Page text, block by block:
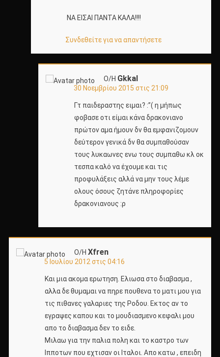
ΝΑ ΕΙΣΑΙ ΠΑΝΤΑ ΚΑΛΑ!!!!
Συνδεθείτε για να απαντήσετε
Ο/Η Gkkal
30 Νοεμβρίου 2015 στις 21:09
Γτ παιδεραστης ειμαι? :”( η μήπως
φοβασε οτι είμαι κάνα δρακονιανο
πρώτον αμα ήμουν δν θα εμφανιζομουν
δεύτερον γενικά δν θα συμπαθούσαν
τους λυκαωνες ενω τους συμπαθω κλ οκ
τεσπα καλό να έχουμε και τις
προφυλάξεις αλλά να μην τους λέμε
ολους όσους ζητάνε πληροφορίες
δρακονιανους :ρ
Ο/Η Xfren
5 Ιουλίου 2012 στις 04:16
Και μια ακομα ερωτηση. Ελιωσα στο διαβασμα ,
αλλα δε θυμαμαι να πηρε πουθενα το ματι μου για
τις πιθανες γαλαριες της Ροδου. Εκτος αν το
εγραψες καπου και το μουδιασμενο κεφαλι μου
απο το διαβασμα δεν το ειδε.
Μιλαω για την παλια πολη και το καστρο των
Ιπποτων που εχτισαν οι Ιταλοι. Απο κατω , επειδη